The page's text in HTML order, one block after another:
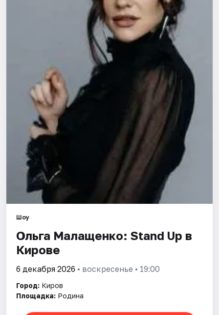
Площадки
Артисты
Рейтинги
Шоу
Ольга Малащенко: Stand Up в
Кирове
6 декабря 2026 • воскресенье • 19:00
Город: Киров
Площадка: Родина